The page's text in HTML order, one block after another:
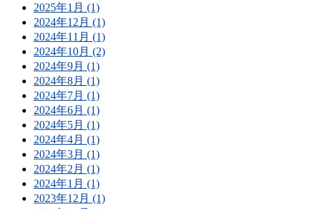
2025年1月 (1)
2024年12月 (1)
2024年11月 (1)
2024年10月 (2)
2024年9月 (1)
2024年8月 (1)
2024年7月 (1)
2024年6月 (1)
2024年5月 (1)
2024年4月 (1)
2024年3月 (1)
2024年2月 (1)
2024年1月 (1)
2023年12月 (1)